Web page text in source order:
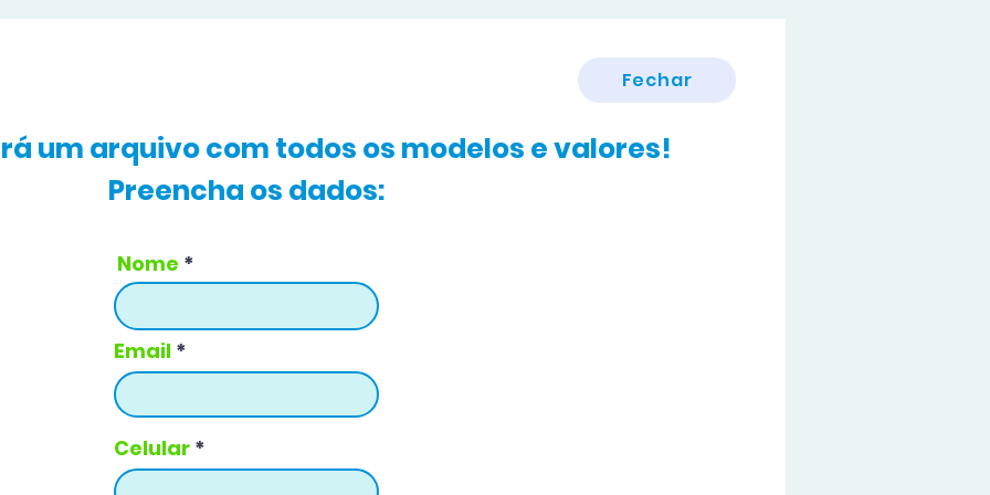
Fechar
um arquivo com todos os modelos e valores!
Preencha os dados:
Nome
Email
Celular